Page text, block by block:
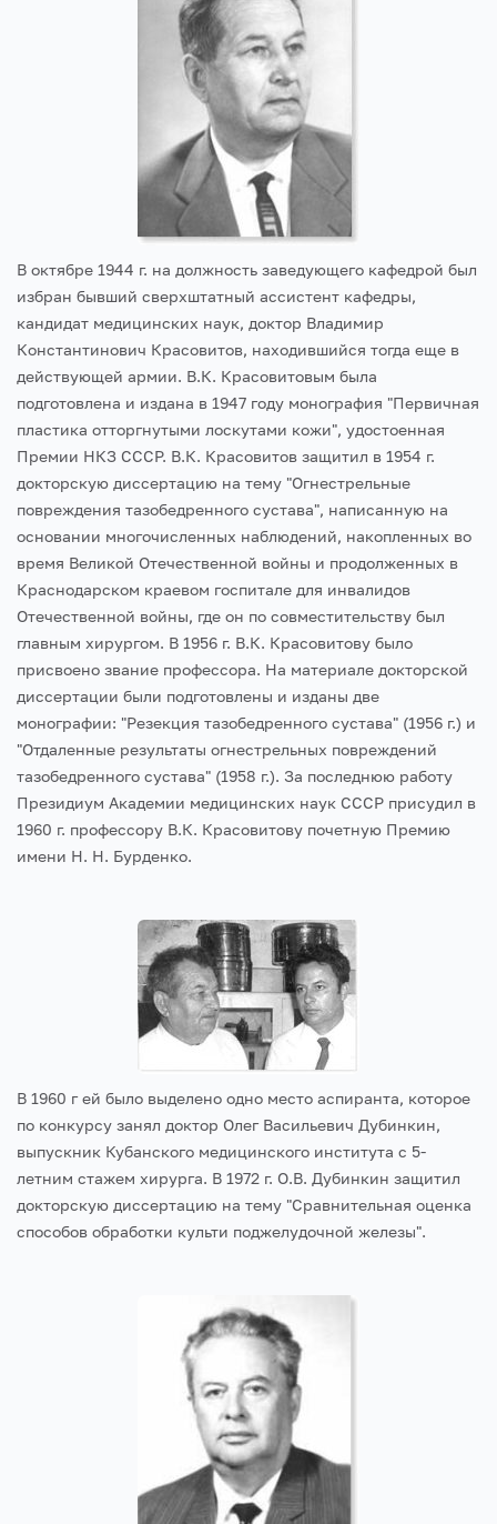
В октябре 1944 г. на должность заведующего кафедрой был
избран бывший сверхштатный ассистент кафедры,
кандидат медицинских наук, доктор Владимир
Константинович Красовитов, находившийся тогда еще в
действующей армии. В.К. Красовитовым была
подготовлена и издана в 1947 году монография "Первичная
пластика отторгнутыми лоскутами кожи", удостоенная
Премии НКЗ СССР. В.К. Красовитов защитил в 1954 г.
докторскую диссертацию на тему "Огнестрельные
повреждения тазобедренного сустава", написанную на
основании многочисленных наблюдений, накопленных во
время Великой Отечественной войны и продолженных в
Краснодарском краевом госпитале для инвалидов
Отечественной войны, где он по совместительству был
главным хирургом. В 1956 г. В.К. Красовитову было
присвоено звание профессора. На материале докторской
диссертации были подготовлены и изданы две
монографии: "Резекция тазобедренного сустава" (1956 г.) и
"Отдаленные результаты огнестрельных повреждений
тазобедренного сустава" (1958 г.). За последнюю работу
Президиум Академии медицинских наук СССР присудил в
1960 г. профессору В.К. Красовитову почетную Премию
имени Н. Н. Бурденко.
В 1960 г ей было выделено одно место аспиранта, которое
по конкурсу занял доктор Олег Васильевич Дубинкин,
выпускник Кубанского медицинского института с 5-
летним стажем хирурга. В 1972 г. О.В. Дубинкин защитил
докторскую диссертацию на тему "Сравнительная оценка
способов обработки культи поджелудочной железы".